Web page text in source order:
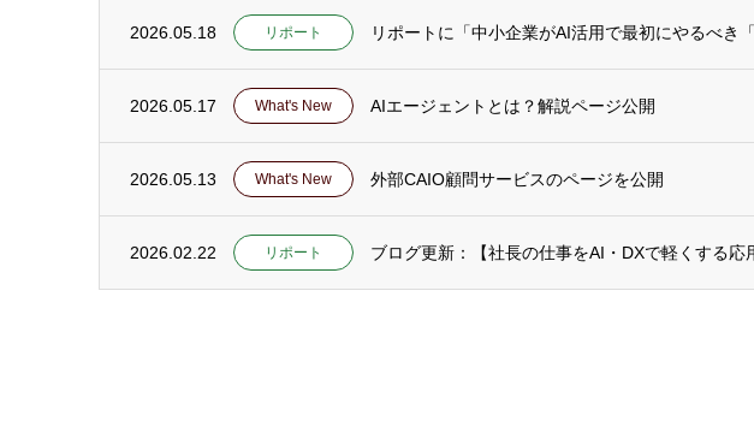
2026.05.18 リポート リポートに「中小企業がAI活用で最初にやるべき
2026.05.17 What's New AIエージェントとは？解説ページ公開
2026.05.13 What's New 外部CAIO顧問サービスのページを公開
2026.02.22 リポート ブログ更新：【社長の仕事をAI・DXで軽くする